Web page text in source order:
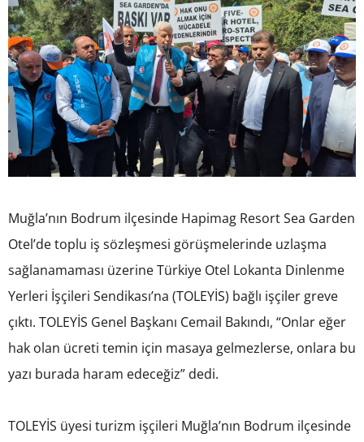
Muğla’nın Bodrum ilçesinde Hapimag Resort Sea Garden
Otel’de toplu iş sözleşmesi görüşmelerinde uzlaşma
sağlanamaması üzerine Türkiye Otel Lokanta Dinlenme
Yerleri İşçileri Sendikası’na (TOLEYİS) bağlı işçiler greve
çıktı. TOLEYİS Genel Başkanı Cemail Bakındı, “Onlar eğer
hak olan ücreti temin için masaya gelmezlerse, onlara bu
yazı burada haram edeceğiz” dedi.
TOLEYİS üyesi turizm işçileri Muğla’nın Bodrum ilçesinde